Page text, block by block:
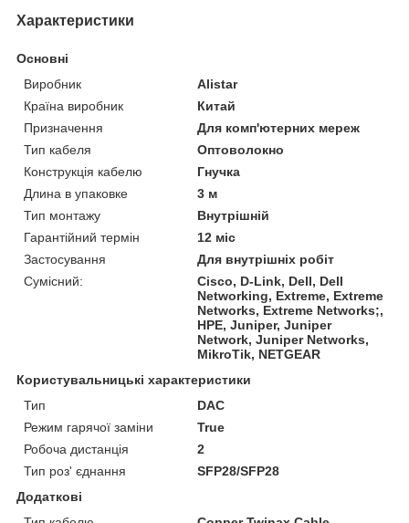
Характеристики
Основні
Виробник
Alistar
Країна виробник
Китай
Призначення
Для комп'ютерних мереж
Тип кабеля
Оптоволокно
Конструкція кабелю
Гнучка
Длина в упаковке
3 м
Тип монтажу
Внутрішній
Гарантійний термін
12 міс
Застосування
Для внутрішніх робіт
Сумісний:
Cisco, D-Link, Dell, Dell
Networking, Extreme, Extreme
Networks, Extreme Networks;,
HPE, Juniper, Juniper
Network, Juniper Networks,
MikroTik, NETGEAR
Користувальницькі характеристики
Тип
DAC
Режим гарячої заміни
True
Робоча дистанція
2
Тип роз' єднання
SFP28/SFP28
Додаткові